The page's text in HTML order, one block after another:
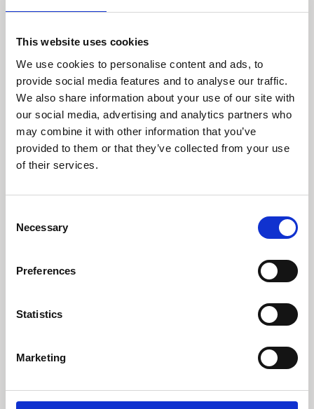
This website uses cookies
We use cookies to personalise content and ads, to
provide social media features and to analyse our traffic.
We also share information about your use of our site with
our social media, advertising and analytics partners who
may combine it with other information that you’ve
provided to them or that they’ve collected from your use
of their services.
Selection
Necessary
Preferences
Statistics
Marketing
Big Governments fremmarch
- Investeringskonsekvenser.
Del 1.
Big Government-temaet går på tværs af og
påvirker mange af vores investeringstemaer. Når
vi tænker på fremtiden og leder efter tematisk
medvind, bliver det endnu vigtigere at forstå
statens langsigtede prioriteter.